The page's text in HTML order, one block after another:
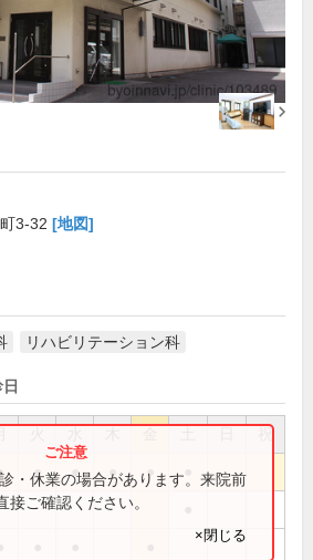
3-32 [地図]
リハビリテーション科
祝
● ● ● ● ●
・休業の場合があります。来院前
接ご確認ください。
×閉じる